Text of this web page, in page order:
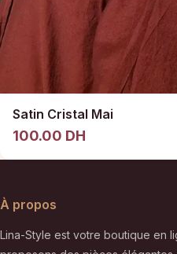
Satin Cristal Mai
100.00 DH
À propos
Lina-Style est votre boutique en